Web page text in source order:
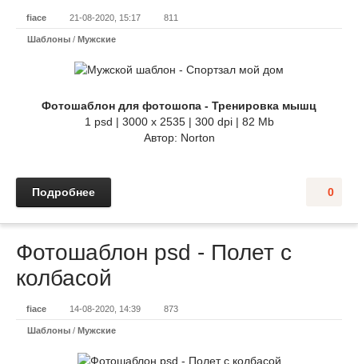
fiace 21-08-2020, 15:17 811
Шаблоны / Мужские
Фотошаблон для фотошопа - Тренировка мышц
1 psd | 3000 x 2535 | 300 dpi | 82 Mb
Автор: Norton
0
Подробнее
Фотошаблон psd - Полет с
колбасой
fiace 14-08-2020, 14:39 873
Шаблоны / Мужские